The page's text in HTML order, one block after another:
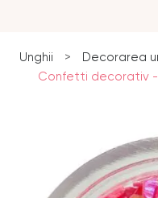
Unghii > Decorarea
Confetti decorativ -